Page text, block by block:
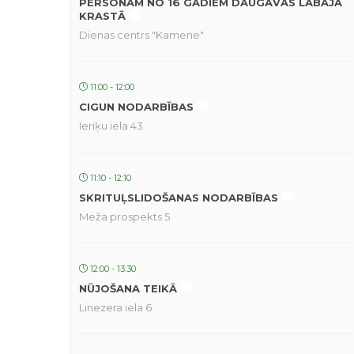
KRASTĀ
Dienas centrs "Kamene"
11:00 - 12:00
CIGUN NODARBĪBAS
Ieriķu iela 43
11:10 - 12:10
SKRITUĻSLIDOŠANAS NODARBĪBAS
Meža prospekts 5
12:00 - 13:30
NŪJOŠANA TEIKĀ
Linezera iela 6